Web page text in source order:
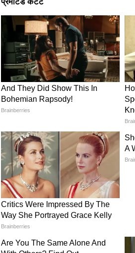
समेत आसपास के इलाकों में तेज आंधी और
आम जनजीवन पर पड़ सकता है
मौसम विभाग ने चेतावनी दी है कि
सकती है। कई इलाकों में दृश्यता कम
लोगों को सलाह दी गई है कि खराब
किसानों के लिए मौसम विभाग
मौसम में अचानक आए इस बदलाव का
गन्ना, मक्का, उर्द और मूंग जैसी
गया है। आम और केले के बागानों को
है कि वे तेज हवाओं के दौरान सिंचाई
व्यवस्था रखें ताकि बारिश का पानी जमा
गर्मी से राहत, लेकिन सतर्क रहना
हालांकि बारिश और बादलों की वजह से
साफ कहा है कि अगले 24 से 48 घंटे